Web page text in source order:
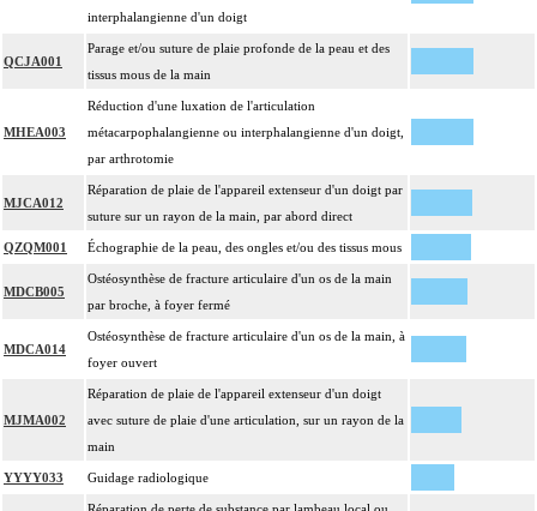
Facturation : lors de l'association d'une réduction de luxation et d'une réduction
interphalangienne d'un doigt
QCJA001
Parage et/ou suture de plaie profonde de la peau et des
tissus mous de la main
MHEA003
Réduction d'une luxation de l'articulation
métacarpophalangienne ou interphalangienne d'un doigt,
par arthrotomie
MJCA012
Réparation de plaie de l'appareil extenseur d'un doigt par
suture sur un rayon de la main, par abord direct
QZQM001 Échographie de la peau, des ongles et/ou des tissus mous
MDCB005
Ostéosynthèse de fracture articulaire d'un os de la main
par broche, à foyer fermé
MDCA014
Ostéosynthèse de fracture articulaire d'un os de la main, à
foyer ouvert
MJMA002
Réparation de plaie de l'appareil extenseur d'un doigt
avec suture de plaie d'une articulation, sur un rayon de la
main
YYYY033 Guidage radiologique